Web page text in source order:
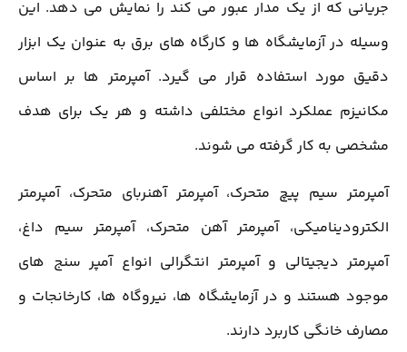
جریانی که از یک مدار عبور می کند را نمایش می دهد. این
وسیله در آزمایشگاه ها و کارگاه های برق به عنوان یک ابزار
دقیق مورد استفاده قرار می گیرد. آمپرمتر ها بر اساس
مکانیزم عملکرد انواع مختلفی داشته و هر یک برای هدف
مشخصی به کار گرفته می شوند.
آمپرمتر سیم پیچ متحرک، آمپرمتر آهنربای متحرک، آمپرمتر
الکترودینامیکی، آمپرمتر آهن متحرک، آمپرمتر سیم داغ،
آمپرمتر دیجیتالی و آمپرمتر انتگرالی انواع آمپر سنج های
موجود هستند و در آزمایشگاه ها، نیروگاه ها، کارخانجات و
مصارف خانگی کاربرد دارند.